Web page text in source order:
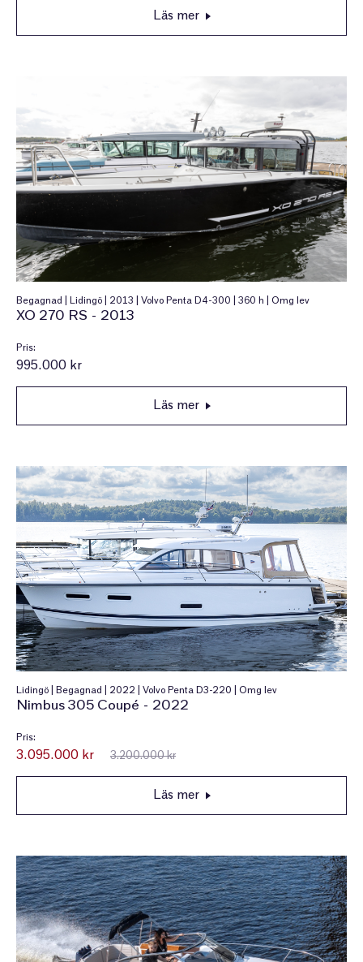
Läs mer
Begagnad | Lidingö | 2013 | Volvo Penta D4-300 | 360 h | Omg lev
XO 270 RS - 2013
Pris:
995.000 kr
Läs mer
Lidingö | Begagnad | 2022 | Volvo Penta D3-220 | Omg lev
Nimbus 305 Coupé - 2022
Pris:
3.095.000 kr 3.200.000 kr
Läs mer